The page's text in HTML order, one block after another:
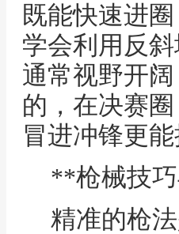
既能快速进
学会利用反
通常视野开
的，在决赛
冒进冲锋更能
**枪械技
精准的枪